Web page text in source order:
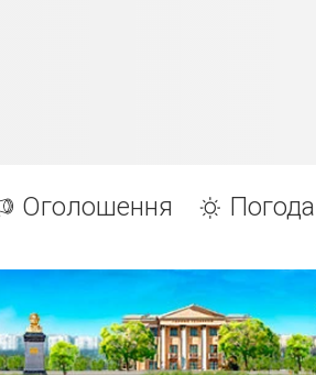
Оголошення Погода